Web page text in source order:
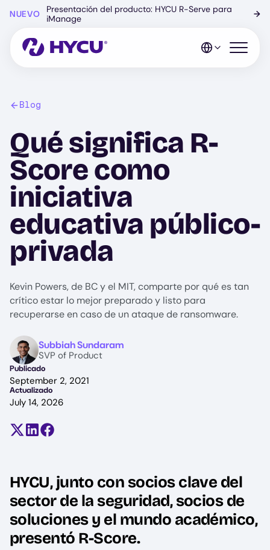
principal
NUEVO
Presentación del producto: HYCU R-Serve para
iManage
→
Abrir el
Blog
Qué significa R-
Score como
iniciativa
educativa público-
privada
Kevin Powers, de BC y el MIT, comparte por qué es tan
crítico estar lo mejor preparado y listo para
recuperarse en caso de un ataque de ransomware.
ImageSubbiah Sundaram
SVP of Product
Publicado
September 2, 2021
Actualizado
July 14, 2026
Compartir en X (antes Twitter)
Compartir en LinkedIn
Compartir en Facebook
HYCU, junto con socios clave del
sector de la seguridad, socios de
soluciones y el mundo académico,
presentó R-Score.